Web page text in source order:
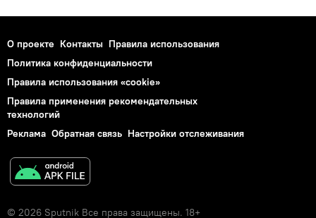
О проекте Контакты Правила использования
Политика конфиденциальности
Правила использования «cookie»
Правила применения рекомендательных
технологий
Реклама Обратная связь Настройки отслеживания
© 2026 Sputnik Все права защищены. 18+